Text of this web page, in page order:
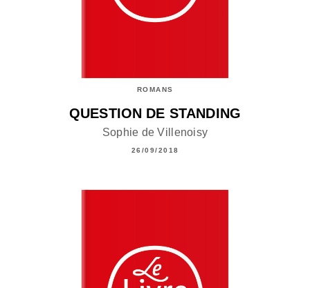
ROMANS
QUESTION DE STANDING
Sophie de Villenoisy
26/09/2018